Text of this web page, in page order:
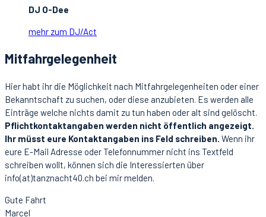
DJ O-Dee
mehr zum DJ/Act
Mitfahrgelegenheit
Hier habt ihr die Möglichkeit nach Mitfahrgelegenheiten oder einer
Bekanntschaft zu suchen, oder diese anzubieten. Es werden alle
Einträge welche nichts damit zu tun haben oder alt sind gelöscht.
Pflichtkontaktangaben werden nicht öffentlich angezeigt.
Ihr müsst eure Kontaktangaben ins Feld schreiben. Wenn ihr
eure E-Mail Adresse oder Telefonnummer nicht ins Textfeld
schreiben wollt, können sich die Interessierten über
info(at)tanznacht40.ch bei mir melden.
Gute Fahrt
Marcel